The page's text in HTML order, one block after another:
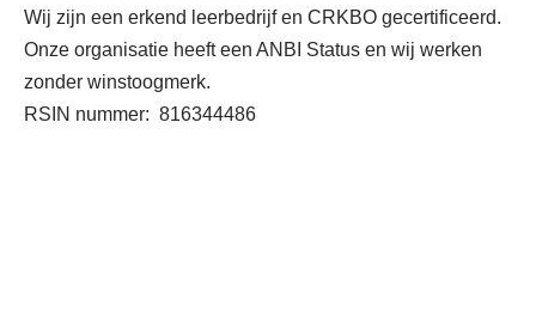
Wij zijn een erkend leerbedrijf en CRKBO gecertificeerd.
Onze organisatie heeft een ANBI Status en wij werken
zonder winstoogmerk.
RSIN nummer: 816344486